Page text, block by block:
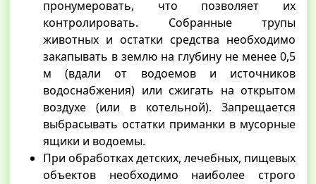
пронумеровать, что позволяет их
контролировать. Собранные трупы
животных и остатки средства необходимо
закапывать в землю на глубину не менее 0,5
м (вдали от водоемов и источников
водоснабжения) или сжигать на открытом
воздухе (или в котельной). Запрещается
выбрасывать остатки приманки в мусорные
ящики и водоемы.
При обработках детских, лечебных, пищевых
объектов необходимо наиболее строго